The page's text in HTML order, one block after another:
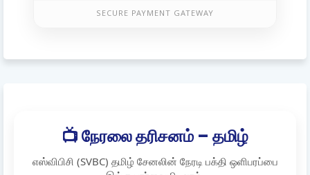
SECURE PAYMENT GATEWAY
📺 நேரலை தரிசனம் – தமிழ்
எஸ்விபிசி (SVBC) தமிழ் சேனலின் நேரடி பக்தி ஒளிபரப்பை